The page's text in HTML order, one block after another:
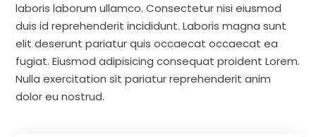
laboris laborum ullamco. Consectetur nisi eiusmod
duis id reprehenderit incididunt. Laboris magna sunt
elit deserunt pariatur quis occaecat occaecat ea
fugiat. Eiusmod adipisicing consequat proident Lorem.
Nulla exercitation sit pariatur reprehenderit anim
dolor eu nostrud.